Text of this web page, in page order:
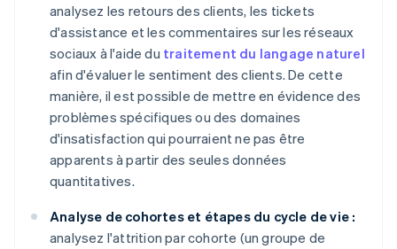
analysez les retours des clients, les tickets
d'assistance et les commentaires sur les réseaux
sociaux à l'aide du traitement du langage naturel
afin d'évaluer le sentiment des clients. De cette
manière, il est possible de mettre en évidence des
problèmes spécifiques ou des domaines
d'insatisfaction qui pourraient ne pas être
apparents à partir des seules données
quantitatives.
Analyse de cohortes et étapes du cycle de vie :
analysez l'attrition par cohorte (un groupe de